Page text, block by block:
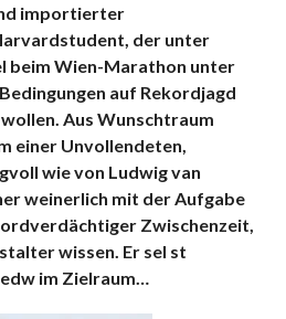
importierter
der unter
beim Wien-Marathon unter
auf Rekordjagd
Aus Wunschtraum
einer Unvollendeten,
wie von Ludwig van
weinerlich mit der Aufgabe
Zwischenzeit,
wissen. Er sel st
im Zielraum…